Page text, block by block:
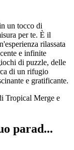
un tocco di
per te. È il
rilassata
e infinite
di puzzle, delle
di un rifugio
e gratificante.
Tropical Merge e
parad...